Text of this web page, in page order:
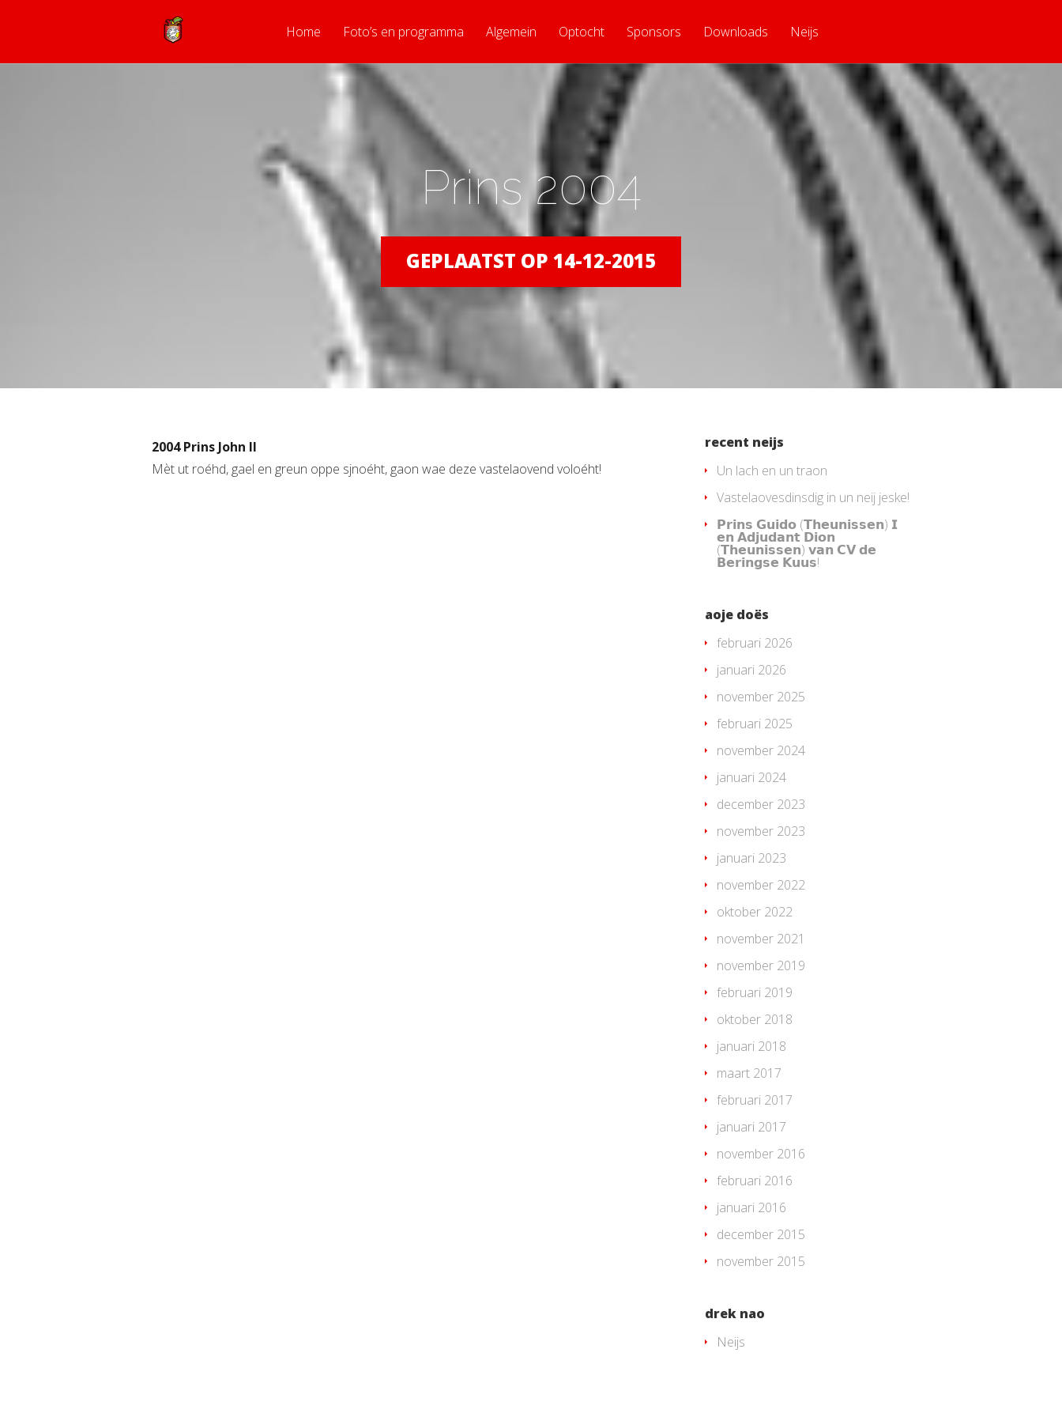
Home Foto’s en programma Algemein Optocht Sponsors Downloads Neijs
Prins 2004
GEPLAATST OP 14-12-2015
2004 Prins John II
Mèt ut roéhd, gael en greun oppe sjnoéht, gaon wae deze vastelaovend voloéht!
recent neijs
Un lach en un traon
Vastelaovesdinsdig in un neij jeske!
𝗣𝗿𝗶𝗻𝘀 𝗚𝘂𝗶𝗱𝗼 (𝗧𝗵𝗲𝘂𝗻𝗶𝘀𝘀𝗲𝗻) 𝗜
𝗲𝗻 𝗔𝗱𝗷𝘂𝗱𝗮𝗻𝘁 𝗗𝗶𝗼𝗻
(𝗧𝗵𝗲𝘂𝗻𝗶𝘀𝘀𝗲𝗻) 𝘃𝗮𝗻 𝗖𝗩 𝗱𝗲
𝗕𝗲𝗿𝗶𝗻𝗴𝘀𝗲 𝗞𝘂𝘂𝘀!
aoje doës
februari 2026
januari 2026
november 2025
februari 2025
november 2024
januari 2024
december 2023
november 2023
januari 2023
november 2022
oktober 2022
november 2021
november 2019
februari 2019
oktober 2018
januari 2018
maart 2017
februari 2017
januari 2017
november 2016
februari 2016
januari 2016
december 2015
november 2015
drek nao
Neijs